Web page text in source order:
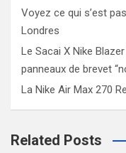
Voyez ce qui s’est
Londres
Le Sacai X Nike
panneaux de brevet
La Nike Air Max 270
Related Posts